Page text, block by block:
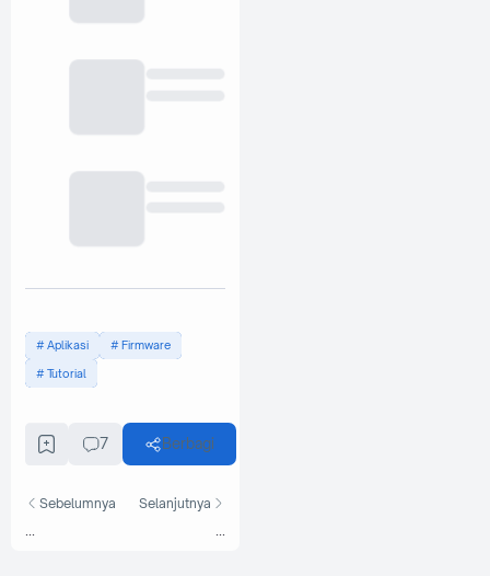
Aplikasi Firmware
Tutorial
7 Berbagi
Sebelumnya Selanjutnya